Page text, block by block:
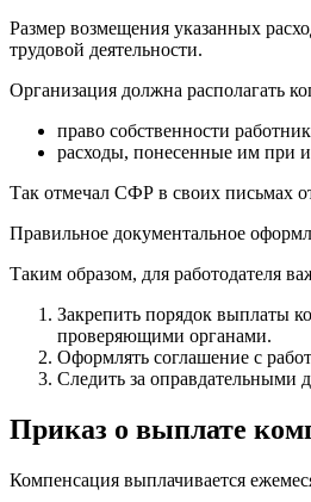
Размер возмещения указанных
трудовой деятельности.
Организация должна располагать
право собственности
расходы, понесенные им при
Так отмечал СФР в своих письмах
Правильное документальное
Таким образом, для работодателя
Закрепить порядок выплаты
проверяющими органами.
Оформлять соглашение с
Следить за оправдательными
Приказ о выплате
Компенсация выплачивается